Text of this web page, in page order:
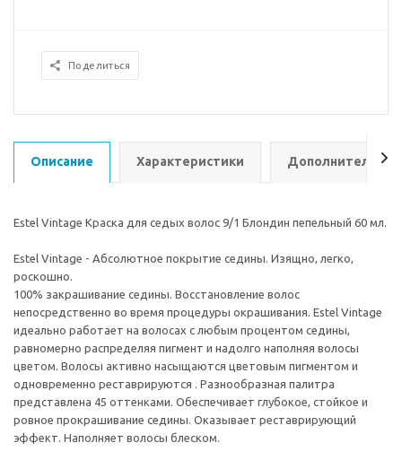
Поделиться
Описание Характеристики Дополнительно
Estel Vintage Краска для седых волос 9/1 Блондин пепельный 60 мл.
Estel Vintage - Абсолютное покрытие седины. Изящно, легко,
роскошно.
100% закрашивание седины. Восстановление волос
непосредственно во время процедуры окрашивания. Estel Vintage
идеально работает на волосах с любым процентом седины,
равномерно распределяя пигмент и надолго наполняя волосы
цветом. Волосы активно насыщаются цветовым пигментом и
одновременно реставрируются . Разнообразная палитра
представлена 45 оттенками. Обеспечивает глубокое, стойкое и
ровное прокрашивание седины. Оказывает реставрирующий
эффект. Наполняет волосы блеском.